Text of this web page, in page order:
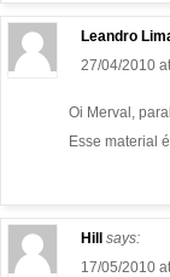
Leandro
27/04/2010
Oi Merval,
Esse material
Hill says:
17/05/2010